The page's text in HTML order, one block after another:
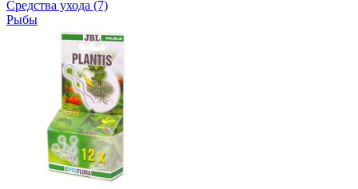
Средства ухода (7)
Рыбы